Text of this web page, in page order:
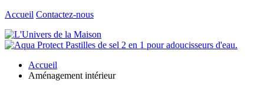
Accueil Contactez-nous
Accueil
Aménagement intérieur